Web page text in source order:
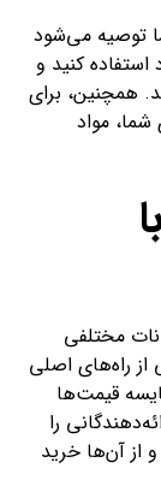
توصیه می‌شود
استفاده کنید و
همچنین، برای
مواد
مختلفی
از راه‌های اصلی
قیمت‌ها
را
از آن‌ها خرید